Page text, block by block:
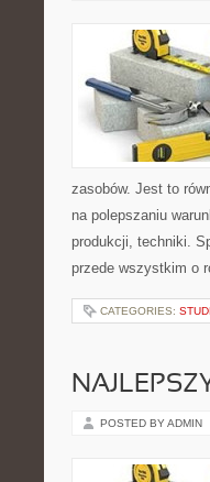
zasobów. Jest to
na polepszaniu
produkcji, techniki.
przede wszystkim o
CATEGORIES:
POSTED BY ADMIN